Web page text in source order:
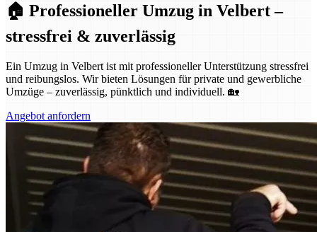
🏠 Professioneller Umzug in Velbert –
stressfrei & zuverlässig
Ein Umzug in Velbert ist mit professioneller Unterstützung stressfrei
und reibungslos. Wir bieten Lösungen für private und gewerbliche
Umzüge – zuverlässig, pünktlich und individuell. 🏡
Angebot anfordern